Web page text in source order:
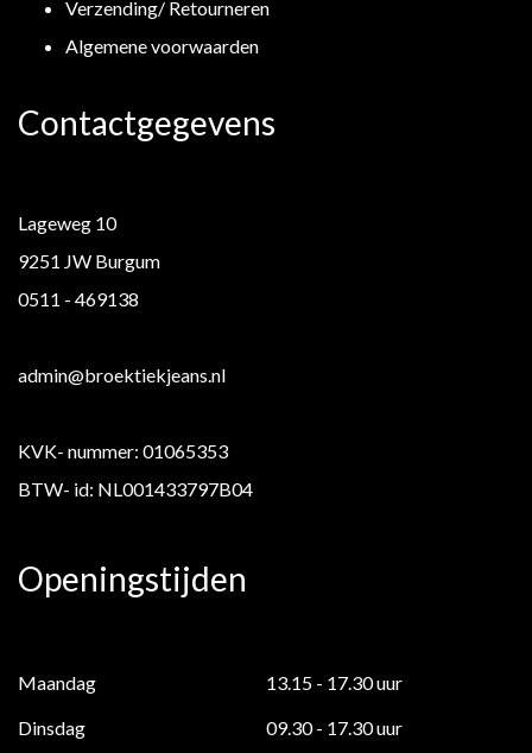
Verzending/ Retourneren
Algemene voorwaarden
Contactgegevens
Lageweg 10
9251 JW Burgum
0511 - 469138
admin@broektiekjeans.nl
KVK- nummer: 01065353
BTW- id: NL001433797B04
Openingstijden
Maandag
13.15 - 17.30 uur
Dinsdag
09.30 - 17.30 uur